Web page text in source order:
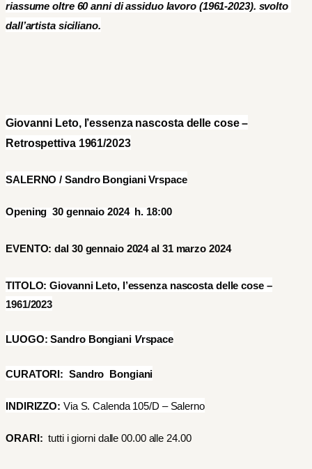
riassume oltre 60 anni di assiduo lavoro (1961-2023). svolto
dall’artista siciliano.
Giovanni Leto, l’essenza nascosta delle cose –
Retrospettiva 1961/2023
SALERNO /Sandro Bongiani Vrspace
Opening 30 gennaio 2024 h. 18:00
EVENTO: dal 30 gennaio 2024 al 31 marzo 2024
TITOLO:Giovanni Leto, l’essenza nascosta delle cose –
1961/2023
LUOGO: Sandro Bongiani Vrspace
CURATORI: Sandro Bongiani
INDIRIZZO: Via S. Calenda 105/D – Salerno
ORARI: tutti i giorni dalle 00.00 alle 24.00